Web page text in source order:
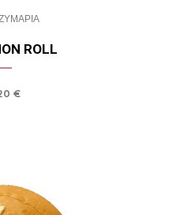
ROLL
€